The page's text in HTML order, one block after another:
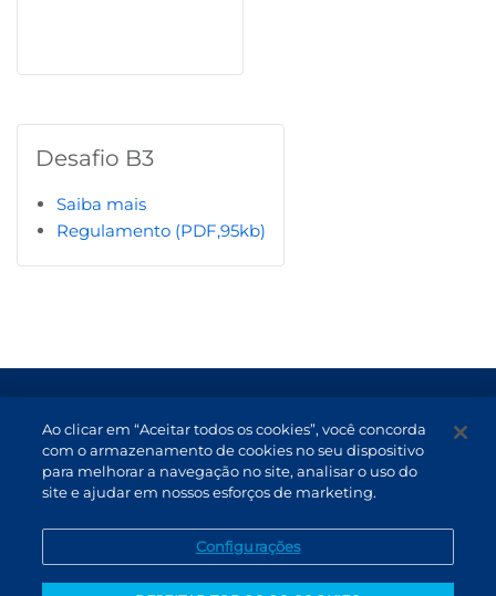
Desafio B3
Saiba mais
Regulamento (PDF,95kb)
Atendimento
Canal de Denúncias
Ao clicar em “Aceitar todos os cookies”, você concorda
com o armazenamento de cookies no seu dispositivo
para melhorar a navegação no site, analisar o uso do
site e ajudar em nossos esforços de marketing.
Configurações